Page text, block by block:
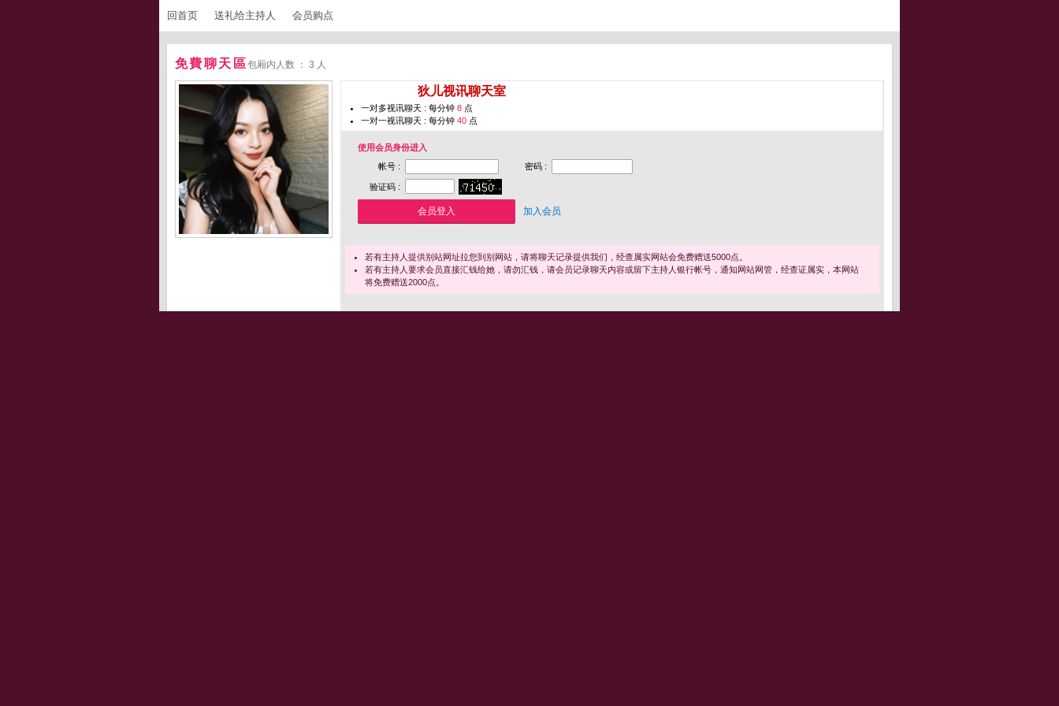
回首页 送礼给主持人 会员购点
免費聊天區包厢内人数 ： 3 人
狄儿视讯聊天室
一对多视讯聊天 : 每分钟 8 点
一对一视讯聊天 : 每分钟 40 点
使用会员身份进入
帐号 :
密码 :
验证码 :
加入会员
若有主持人提供别站网址拉您到别网站，请将聊天记录提供我们，经查属实网站会免费赠送5000点。
若有主持人要求会员直接汇钱给她，请勿汇钱，请会员记录聊天内容或留下主持人银行帐号，通知网站网管，经查证属实，本网站
将免费赠送2000点。